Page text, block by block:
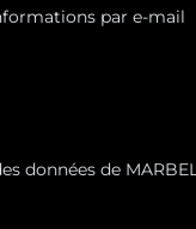
par e-mail
de
envoyer des